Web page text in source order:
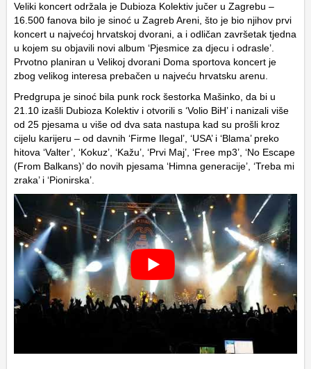
Veliki koncert održala je Dubioza Kolektiv jučer u Zagrebu –
16.500 fanova bilo je sinoć u Zagreb Areni, što je bio njihov prvi
koncert u najvećoj hrvatskoj dvorani, a i odličan završetak tjedna
u kojem su objavili novi album ‘Pjesmice za djecu i odrasle’.
Prvotno planiran u Velikoj dvorani Doma sportova koncert je
zbog velikog interesa prebačen u najveću hrvatsku arenu.
Predgrupa je sinoć bila punk rock šestorka Mašinko, da bi u
21.10 izašli Dubioza Kolektiv i otvorili s ‘Volio BiH’ i nanizali više
od 25 pjesama u više od dva sata nastupa kad su prošli kroz
cijelu karijeru – od davnih ‘Firme Ilegal’, ‘USA’ i ‘Blama’ preko
hitova ‘Valter’, ‘Kokuz’, ‘Kažu’, ‘Prvi Maj’, ‘Free mp3’, ‘No Escape
(From Balkans)’ do novih pjesama ‘Himna generacije’, ‘Treba mi
zraka’ i ‘Pionirska’.